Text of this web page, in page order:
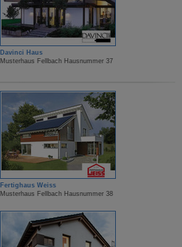
Davinci Haus
Musterhaus Fellbach Hausnummer 37
Fertighaus Weiss
Musterhaus Fellbach Hausnummer 38